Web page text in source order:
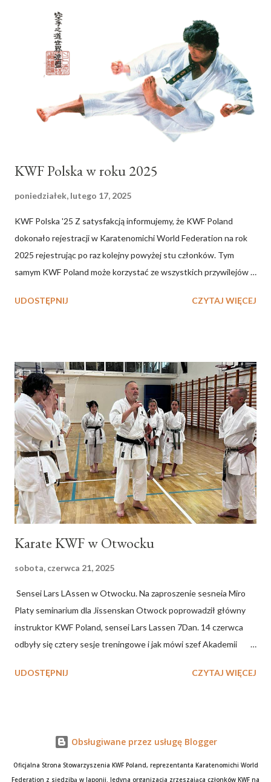
KWF Polska w roku 2025
poniedziałek, lutego 17, 2025
KWF Polska '25 Z satysfakcją informujemy, że KWF Poland
dokonało rejestracji w Karatenomichi World Federation na rok
2025 rejestrując po raz kolejny powyżej stu członków. Tym
samym KWF Poland może korzystać ze wszystkich przywilejów
rozpoczynamy oficjalny 11 rok działalności przedstawicielstwa
UDOSTĘPNIJ CZYTAJ WIĘCEJ
Karate KWF w Otwocku
sobota, czerwca 21, 2025
Sensei Lars LAssen w Otwocku. Na zaproszenie sesneia Miro
Platy seminarium dla Jissenskan Otwock poprowadził główny
instruktor KWF Poland, sensei Lars Lassen 7Dan. 14 czerwca
odbyły się cztery sesje treningowe i jak mówi szef Akademii
Doskonale poprowadzone, wyjątkowo inspirujące, pełne
UDOSTĘPNIJ CZYTAJ WIĘCEJ
Obsługiwane przez usługę Blogger
Oficjalna Strona Stowarzyszenia KWF Poland, reprezentanta Karatenomichi World
Federation z siedzibą w Japonii. Jedyna organizacja zrzeszająca członków KWF na